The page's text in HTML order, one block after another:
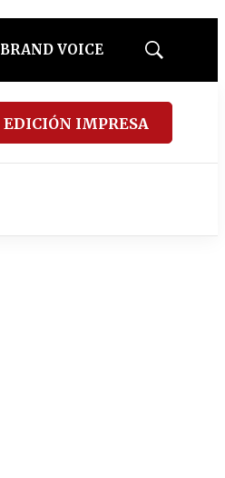
BRAND VOICE
Mostrar
EDICIÓN IMPRESA